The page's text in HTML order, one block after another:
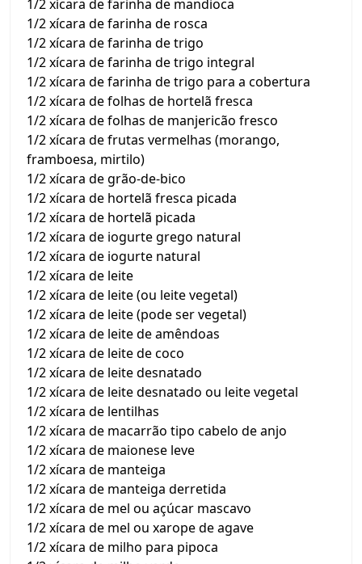
1/2 xícara de farinha de mandioca
1/2 xícara de farinha de rosca
1/2 xícara de farinha de trigo
1/2 xícara de farinha de trigo integral
1/2 xícara de farinha de trigo para a cobertura
1/2 xícara de folhas de hortelã fresca
1/2 xícara de folhas de manjericão fresco
1/2 xícara de frutas vermelhas (morango,
framboesa, mirtilo)
1/2 xícara de grão-de-bico
1/2 xícara de hortelã fresca picada
1/2 xícara de hortelã picada
1/2 xícara de iogurte grego natural
1/2 xícara de iogurte natural
1/2 xícara de leite
1/2 xícara de leite (ou leite vegetal)
1/2 xícara de leite (pode ser vegetal)
1/2 xícara de leite de amêndoas
1/2 xícara de leite de coco
1/2 xícara de leite desnatado
1/2 xícara de leite desnatado ou leite vegetal
1/2 xícara de lentilhas
1/2 xícara de macarrão tipo cabelo de anjo
1/2 xícara de maionese leve
1/2 xícara de manteiga
1/2 xícara de manteiga derretida
1/2 xícara de mel ou açúcar mascavo
1/2 xícara de mel ou xarope de agave
1/2 xícara de milho para pipoca